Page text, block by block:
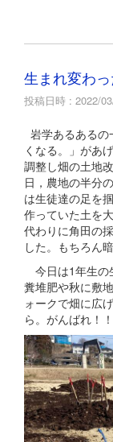
生まれ変わ
投稿日時 : 2022/
岩学あるある
くなる。」があ
調整し畑の土地
日，農地の半分
は生徒達の足を
作っていた土を
代わりに角田の
した。もちろん
今日は1年生の
糞堆肥や秋に敷
ォークで畑に広
ら。がんばれ！！